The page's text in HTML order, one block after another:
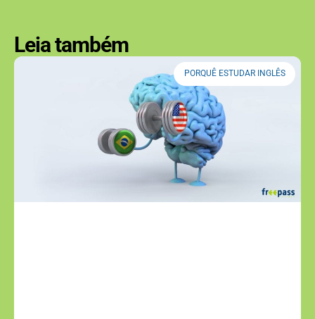
Leia também
PORQUÊ ESTUDAR INGLÊS